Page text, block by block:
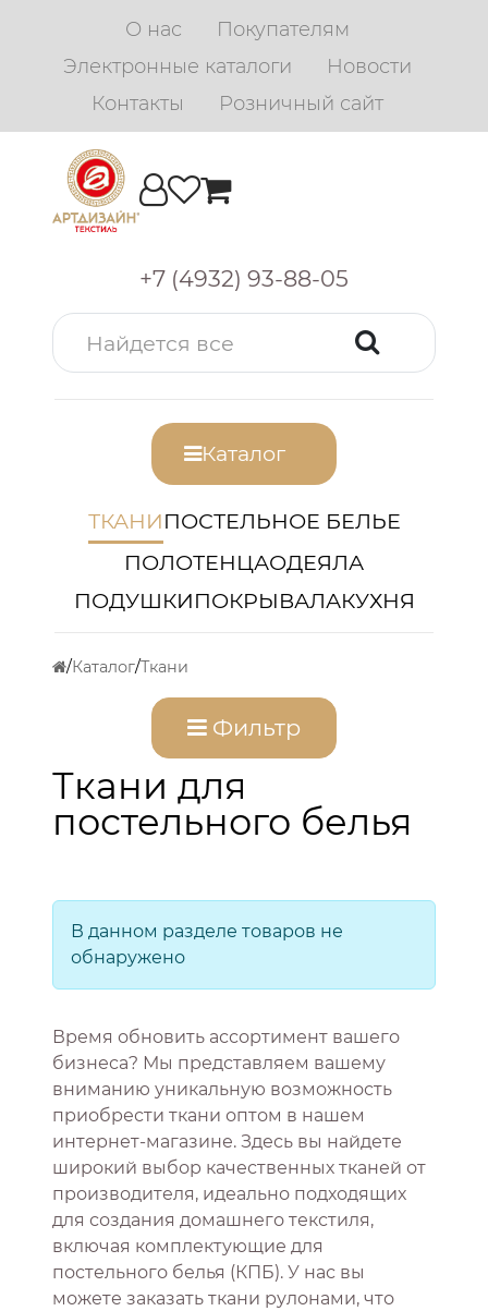
О нас
Покупателям
Электронные каталоги
Новости
Контакты
Розничный сайт
+7 (4932) 93-88-05
Каталог
ТКАНИПОСТЕЛЬНОЕ БЕЛЬЕ
ПОЛОТЕНЦАОДЕЯЛА
ПОДУШКИПОКРЫВАЛАКУХНЯ
Каталог Ткани
Фильтр
Ткани для
постельного белья
В данном разделе товаров не
обнаружено
Время обновить ассортимент вашего
бизнеса? Мы представляем вашему
вниманию уникальную возможность
приобрести ткани оптом в нашем
интернет-магазине. Здесь вы найдете
широкий выбор качественных тканей от
производителя, идеально подходящих
для создания домашнего текстиля,
включая комплектующие для
постельного белья (КПБ). У нас вы
можете заказать ткани рулонами, что